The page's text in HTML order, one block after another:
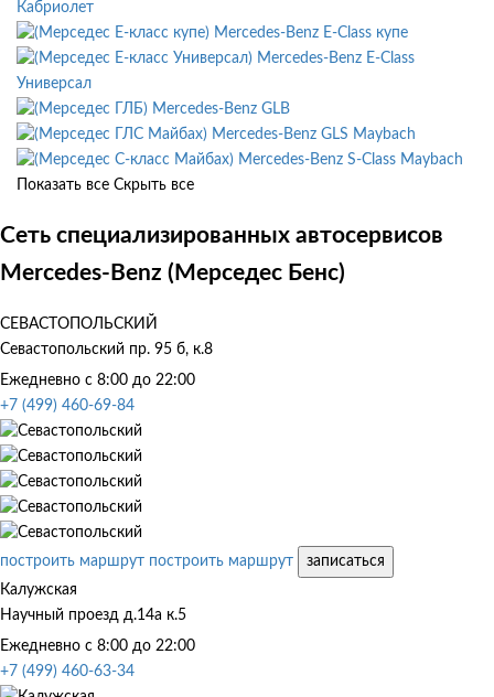
Кабриолет
Mercedes-Benz E-Class купе
Mercedes-Benz E-Class
Универсал
Mercedes-Benz GLB
Mercedes-Benz GLS Maybach
Mercedes-Benz S-Class Maybach
Показать все Скрыть все
Сеть специализированных автосервисов
Mercedes-Benz (Мерседес Бенс)
СЕВАСТОПОЛЬСКИЙ
Севастопольский пр. 95 б, к.8
Ежедневно с 8:00 до 22:00
+7 (499) 460-69-84
построить маршрут построить маршрут
записаться
Калужская
Научный проезд д.14а к.5
Ежедневно с 8:00 до 22:00
+7 (499) 460-63-34